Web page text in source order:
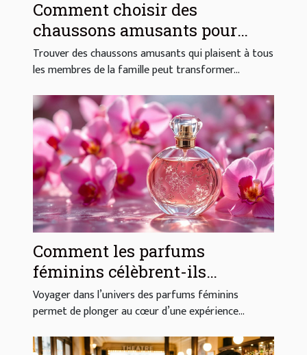
Comment choisir des
chaussons amusants pour
toute la famille ?
Trouver des chaussons amusants qui plaisent à tous
les membres de la famille peut transformer...
Comment les parfums
féminins célèbrent-ils
l'élégance et la sensualité ?
Voyager dans l’univers des parfums féminins
permet de plonger au cœur d’une expérience...